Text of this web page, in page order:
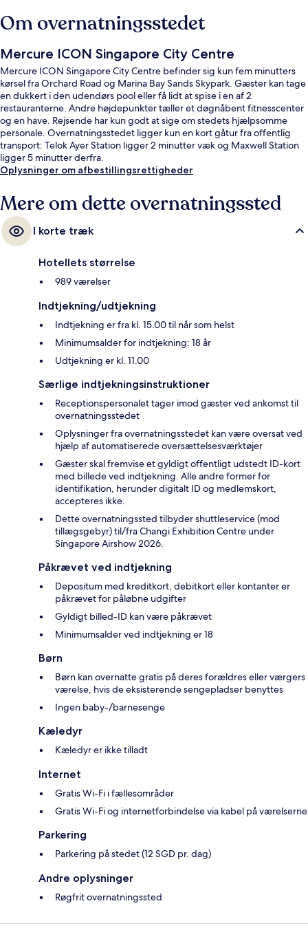
Om overnatningsstedet
Mercure ICON Singapore City Centre
Mercure ICON Singapore City Centre befinder sig kun fem minutters
kørsel fra Orchard Road og Marina Bay Sands Skypark. Gæster kan tage
en dukkert i den udendørs pool eller få lidt at spise i en af 2
restauranterne. Andre højdepunkter tæller et døgnåbent fitnesscenter
og en have. Rejsende har kun godt at sige om stedets hjælpsomme
personale. Overnatningsstedet ligger kun en kort gåtur fra offentlig
transport: Telok Ayer Station ligger 2 minutter væk og Maxwell Station
ligger 5 minutter derfra.
Oplysninger om afbestillingsrettigheder
Mere om dette overnatningssted
I korte træk
Hotellets størrelse
989 værelser
Indtjekning/udtjekning
Indtjekning er fra kl. 15.00 til når som helst
Minimumsalder for indtjekning: 18 år
Udtjekning er kl. 11.00
Særlige indtjekningsinstruktioner
Receptionspersonalet tager imod gæster ved ankomst til
overnatningsstedet
Oplysninger fra overnatningsstedet kan være oversat ved
hjælp af automatiserede oversættelsesværktøjer
Gæster skal fremvise et gyldigt offentligt udstedt ID-kort
med billede ved indtjekning. Alle andre former for
identifikation, herunder digitalt ID og medlemskort,
accepteres ikke.
Dette overnatningssted tilbyder shuttleservice (mod
tillægsgebyr) til/fra Changi Exhibition Centre under
Singapore Airshow 2026.
Påkrævet ved indtjekning
Depositum med kreditkort, debitkort eller kontanter er
påkrævet for påløbne udgifter
Gyldigt billed-ID kan være påkrævet
Minimumsalder ved indtjekning er 18
Børn
Børn kan overnatte gratis på deres forældres eller værgers
værelse, hvis de eksisterende sengepladser benyttes
Ingen baby-/barnesenge
Kæledyr
Kæledyr er ikke tilladt
Internet
Gratis Wi-Fi i fællesområder
Gratis Wi-Fi og internetforbindelse via kabel på værelserne
Parkering
Parkering på stedet (12 SGD pr. dag)
Andre oplysninger
Røgfrit overnatningssted